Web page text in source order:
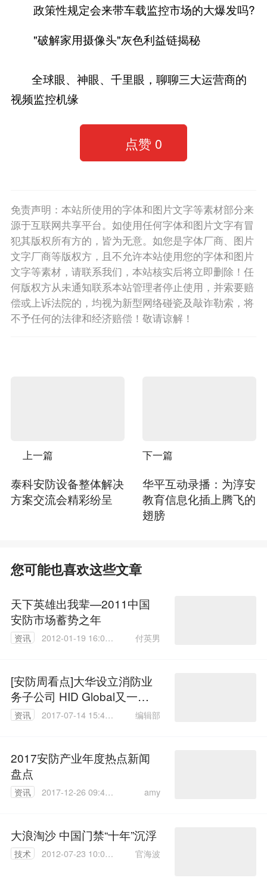
政策性规定会来带车载监控市场的大爆发吗?
"破解家用摄像头"灰色利益链揭秘
全球眼、神眼、千里眼，聊聊三大运营商的
视频监控机缘
点赞 0
免责声明：本站所使用的字体和图片文字等素材部分来
源于互联网共享平台。如使用任何字体和图片文字有冒
犯其版权所有方的，皆为无意。如您是字体厂商、图片
文字厂商等版权方，且不允许本站使用您的字体和图片
文字等素材，请联系我们，本站核实后将立即删除！任
何版权方从未通知联系本站管理者停止使用，并索要赔
偿或上诉法院的，均视为新型网络碰瓷及敲诈勒索，将
不予任何的法律和经济赔偿！敬请谅解！
上一篇
泰科安防设备整体解决
方案交流会精彩纷呈
下一篇
华平互动录播：为淳安
教育信息化插上腾飞的
翅膀
您可能也喜欢这些文章
天下英雄出我辈—2011中国
安防市场蓄势之年
资讯
2012-01-19 16:09:
付英男
[安防周看点]大华设立消防业
务子公司 HID Global又一起
收购
资讯
2017-07-14 15:47:
编辑部
2017安防产业年度热点新闻
盘点
资讯
2017-12-26 09:46:
amy
大浪淘沙 中国门禁“十年”沉浮
技术
2012-07-23 10:03:
官海波